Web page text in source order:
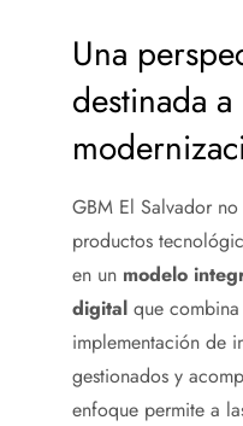
Una
destinada
GBM El Salvador
productos
en un modelo
digital que
implementación de
gestionados y
enfoque permite a